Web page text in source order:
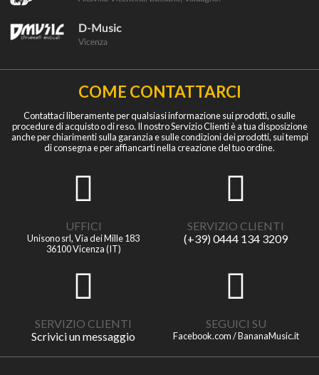
COME CONTATTARCI
Contattaci liberamente per qualsiasi informazione sui prodotti, o sulle
procedure di acquisto o di reso. Il nostro Servizio Clienti è a tua disposizione
anche per chiarimenti sulla garanzia e sulle condizioni dei prodotti, sui tempi
di consegna e per affiancarti nella creazione del tuo ordine.
UFFICI
Unisono srl, Via dei Mille 183
36100 Vicenza (IT)
SERVIZIO CLIENTI
(+39) 0444 134 3209
SERVIZIO CLIENTI
Scrivici un messaggio
SEGUICI SU
Facebook.com / BananaMusic.it